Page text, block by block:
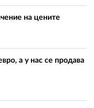
на цените
а у нас се продава